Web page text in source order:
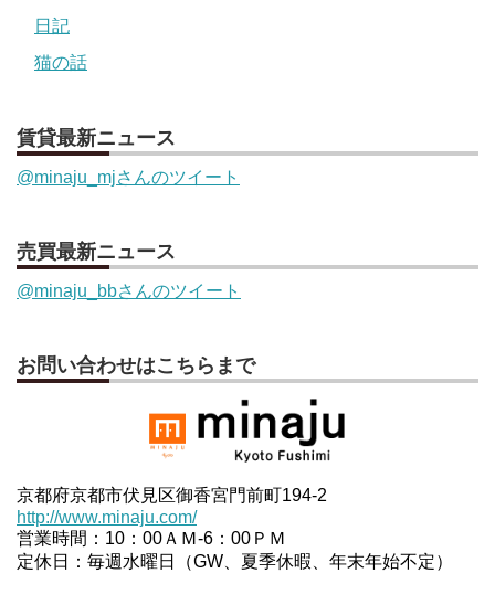
日記
猫の話
賃貸最新ニュース
@minaju_mjさんのツイート
売買最新ニュース
@minaju_bbさんのツイート
お問い合わせはこちらまで
京都府京都市伏見区御香宮門前町194-2
http://www.minaju.com/
営業時間：10：00ＡＭ-6：00ＰＭ
定休日：毎週水曜日（GW、夏季休暇、年末年始不定）